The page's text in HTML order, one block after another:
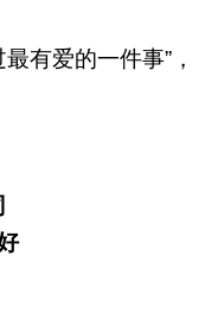
有爱的一件事”，